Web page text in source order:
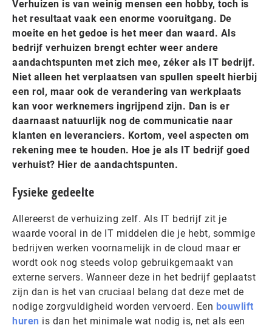
Verhuizen is van weinig mensen een hobby, toch is
het resultaat vaak een enorme vooruitgang. De
moeite en het gedoe is het meer dan waard. Als
bedrijf verhuizen brengt echter weer andere
aandachtspunten met zich mee, zéker als IT bedrijf.
Niet alleen het verplaatsen van spullen speelt hierbij
een rol, maar ook de verandering van werkplaats
kan voor werknemers ingrijpend zijn. Dan is er
daarnaast natuurlijk nog de communicatie naar
klanten en leveranciers. Kortom, veel aspecten om
rekening mee te houden. Hoe je als IT bedrijf goed
verhuist? Hier de aandachtspunten.
Fysieke gedeelte
Allereerst de verhuizing zelf. Als IT bedrijf zit je
waarde vooral in de IT middelen die je hebt, sommige
bedrijven werken voornamelijk in de cloud maar er
wordt ook nog steeds volop gebruikgemaakt van
externe servers. Wanneer deze in het bedrijf geplaatst
zijn dan is het van cruciaal belang dat deze met de
nodige zorgvuldigheid worden vervoerd. Een bouwlift
huren is dan het minimale wat nodig is, net als een